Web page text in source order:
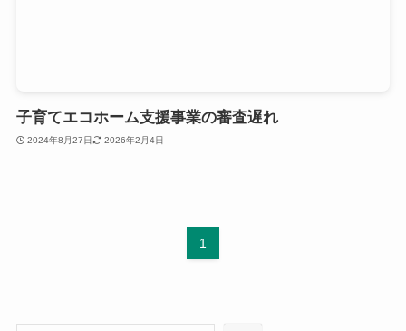
子育てエコホーム支援事業の審査遅れ
2024年8月27日 2026年2月4日
1